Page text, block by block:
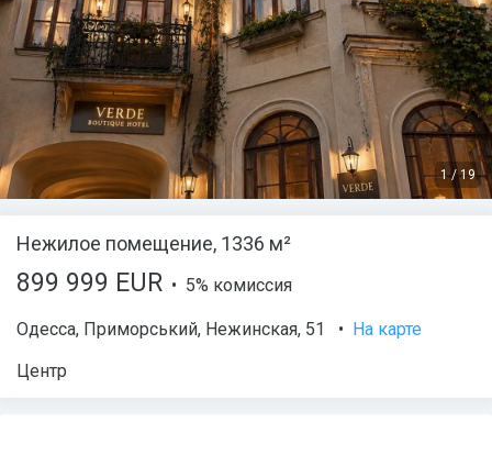
1/19
Нежилое помещение, 1336 м²
899 999 EUR • 5% комиссия
Одесса, Приморський, Нежинская, 51 • На карте
Центр